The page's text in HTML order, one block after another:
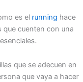
es el running hace
que cuenten con una
que se adecuen en
que vaya a hacer